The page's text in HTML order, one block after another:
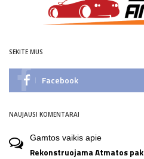
SEKITE MUS
Facebook
NAUJAUSI KOMENTARAI
Gamtos vaikis apie
Rekonstruojama Atmatos